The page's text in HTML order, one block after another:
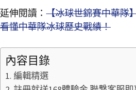
延伸閱讀： 【冰球世錦賽中華隊
看懂中華隊冰球歷史戰績！
內容目錄
編輯精選